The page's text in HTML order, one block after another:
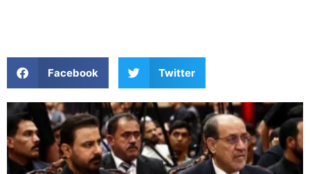
Facebook Twitter